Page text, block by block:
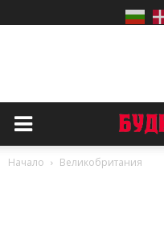
Начало Великобритания